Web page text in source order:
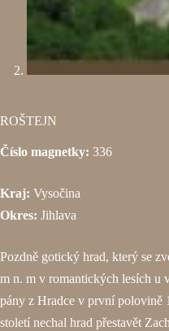
ROŠTEJN
Číslo magnetky: 336
Kraj: Vysočina
Okres: Jihlava
Pozdně gotický hrad, který se
m n. m v romantických lesích u
pány z Hradce v první polovině
století nechal hrad přestavět